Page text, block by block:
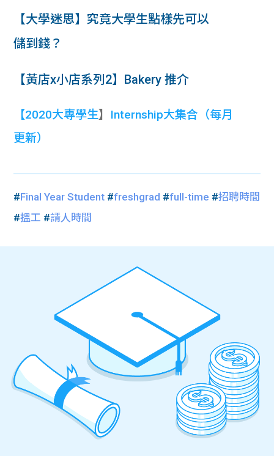
【大學迷思】究竟大學生點樣先可以
儲到錢？
【黃店x小店系列2】Bakery 推介
【2020大專學生】 Internship大集合 （每月
更新）
#Final Year Student #freshgrad #full-time #招聘時間
#搵工 #請人時間